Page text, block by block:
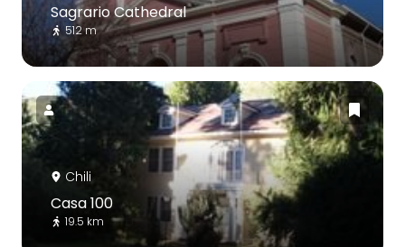
Sagrario Cathedral
512 m
Chili
Casa 100
19.5 km